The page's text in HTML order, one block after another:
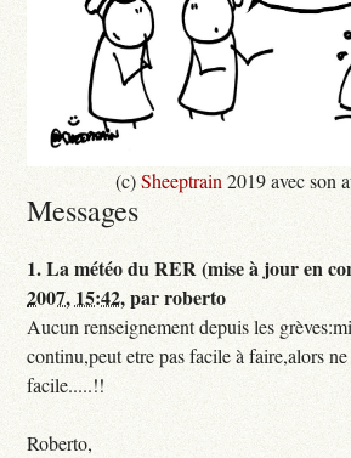
(c)Sheeptrain 2019 avec son
Messages
1.La météo du RER (mise à jour en
2007, 15:42,parroberto
Aucun renseignement depuis les
continu,peut etre pas facile à faire,alors
facile.....!!
Roberto,